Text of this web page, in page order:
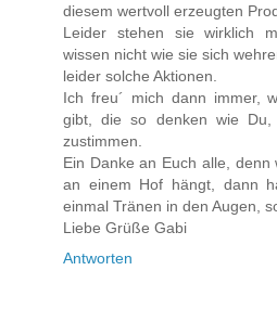
diesem wertvoll erzeugten
Leider stehen sie wirklich
wissen nicht wie sie sich
leider solche Aktionen.
Ich freu´ mich dann immer,
gibt, die so denken wie
zustimmen.
Ein Danke an Euch alle,
an einem Hof hängt, dann
einmal Tränen in den Augen,
Liebe Grüße Gabi
Antworten